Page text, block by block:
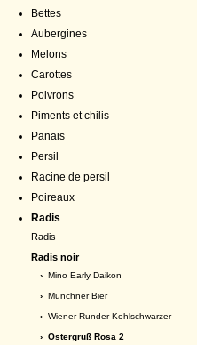
Bettes
Aubergines
Melons
Carottes
Poivrons
Piments et chilis
Panais
Persil
Racine de persil
Poireaux
Radis
Radis
Radis noir
› Mino Early Daikon
› Münchner Bier
› Wiener Runder Kohlschwarzer
› Ostergruß Rosa 2